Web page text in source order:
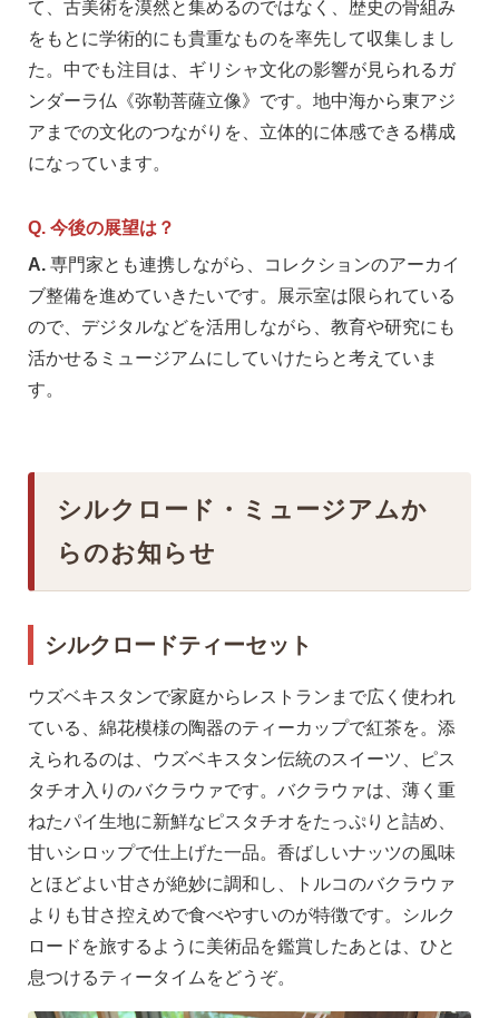
て、古美術を漠然と集めるのではなく、歴史の骨組み
をもとに学術的にも貴重なものを率先して収集しまし
た。中でも注目は、ギリシャ文化の影響が見られるガ
ンダーラ仏《弥勒菩薩立像》です。地中海から東アジ
アまでの文化のつながりを、立体的に体感できる構成
になっています。
Q. 今後の展望は？
A. 専門家とも連携しながら、コレクションのアーカイ
ブ整備を進めていきたいです。展示室は限られている
ので、デジタルなどを活用しながら、教育や研究にも
活かせるミュージアムにしていけたらと考えていま
す。
シルクロード・ミュージアムか
らのお知らせ
シルクロードティーセット
ウズベキスタンで家庭からレストランまで広く使われ
ている、綿花模様の陶器のティーカップで紅茶を。添
えられるのは、ウズベキスタン伝統のスイーツ、ピス
タチオ入りのバクラウァです。バクラウァは、薄く重
ねたパイ生地に新鮮なピスタチオをたっぷりと詰め、
甘いシロップで仕上げた一品。香ばしいナッツの風味
とほどよい甘さが絶妙に調和し、トルコのバクラウァ
よりも甘さ控えめで食べやすいのが特徴です。シルク
ロードを旅するように美術品を鑑賞したあとは、ひと
息つけるティータイムをどうぞ。